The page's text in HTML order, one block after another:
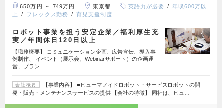
650万円 ～ 749万円 東京都 英語力が必要
年収600万以
上
フレックス勤務 育児支援制度
ロボット事業を担う安定企業／福利厚生充
実／年間休日120日以上
【職務概要】 コミュニケーション企画、広告宣伝、導入事
例制作、 イベント（展示会、Webinarサポート）の企画運
営、ブラン…
会社概要
【事業内容】 ■ヒューマノイドロボット・サービスロボットの開
発・販売・メンテナンスサービスの提供 【会社の特徴】 同社は、ヒュ…